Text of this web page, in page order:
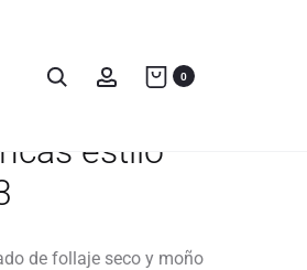
0
estilo
de follaje seco y moño